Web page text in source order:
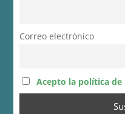
Correo electrónico
Acepto la política de